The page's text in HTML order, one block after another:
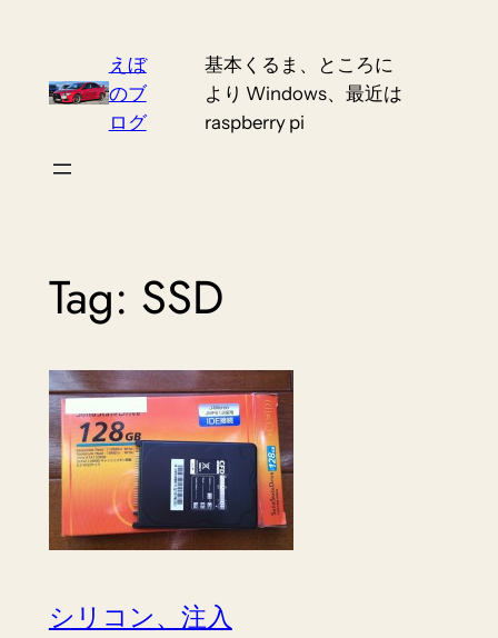
content
えぼ
のブ
ログ
基本くるま、ところに
より Windows、最近は
raspberry pi
Tag: SSD
シリコン、注入